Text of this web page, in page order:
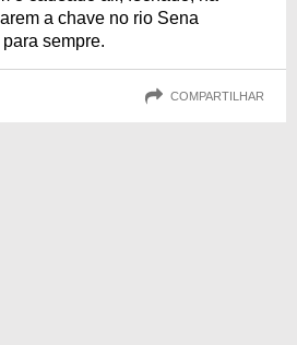
a chave no rio Sena
sempre.
COMPARTILHAR